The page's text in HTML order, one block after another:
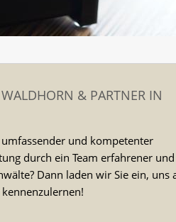
& PARTNER IN
und kompetenter
durch ein Team erfahrener und
Dann laden wir Sie ein, uns